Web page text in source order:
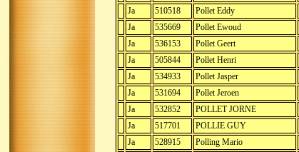
Ja
510518 Pollet Eddy
Ja
535669 Pollet Ewoud
Ja
536153 Pollet Geert
Ja
505844 Pollet Henri
Ja
534933 Pollet Jasper
Ja
531694 Pollet Jeroen
Ja
532852 POLLET JORNE
Ja
517701 POLLIE GUY
Ja
528915 Polling Mario